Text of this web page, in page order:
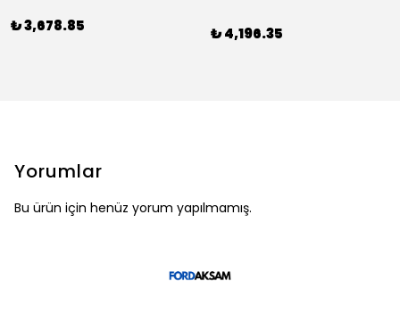
₺ 3,678.85 ₺ 4,196.35
Yorumlar
Bu ürün için henüz yorum yapılmamış.